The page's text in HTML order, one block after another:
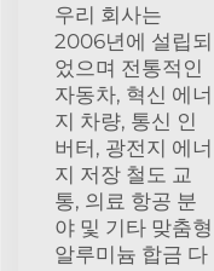
우리 회사는
2006년에 설립되
었으며 전통적인
자동차, 혁신 에너
지 차량, 통신 인
버터, 광전지 에너
지 저장 철도 교
통, 의료 항공 분
야 및 기타 맞춤형
알루미늄 합금 다